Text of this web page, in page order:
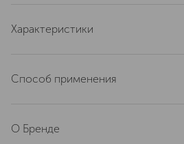
Характеристики
Способ применения
помогает идеально
О Бренде